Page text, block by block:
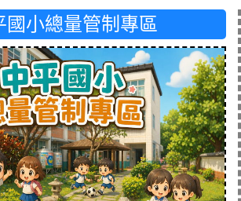
國小總量管制專區